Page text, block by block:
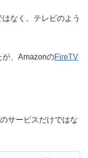
なく、テレビのよう
が、AmazonのFireTV
サービスだけではな